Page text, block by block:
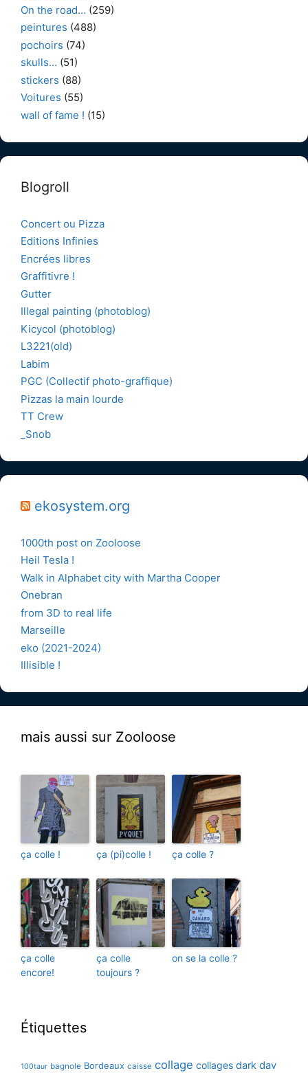
On the road… (259)
peintures (488)
pochoirs (74)
skulls… (51)
stickers (88)
Voitures (55)
wall of fame ! (15)
Blogroll
Concert ou Pizza
Editions Infinies
Encrées libres
Graffitivre !
Gutter
Illegal painting (photoblog)
Kicycol (photoblog)
L3221(old)
Labim
PGC (Collectif photo-graffique)
Pizzas la main lourde
TT Crew
_Snob
ekosystem.org
1000th post on Zooloose
Heil Tesla !
Walk in Alphabet city with Martha Cooper
Onebran
from 3D to real life
Marseille
eko (2021-2024)
Illisible !
mais aussi sur Zooloose
ça colle ! ça (pi)colle ! ça colle ?
ça colle
encore!
ça colle
toujours ?
on se la colle ?
Étiquettes
100taur bagnole Bordeaux caisse collage collages dark dav